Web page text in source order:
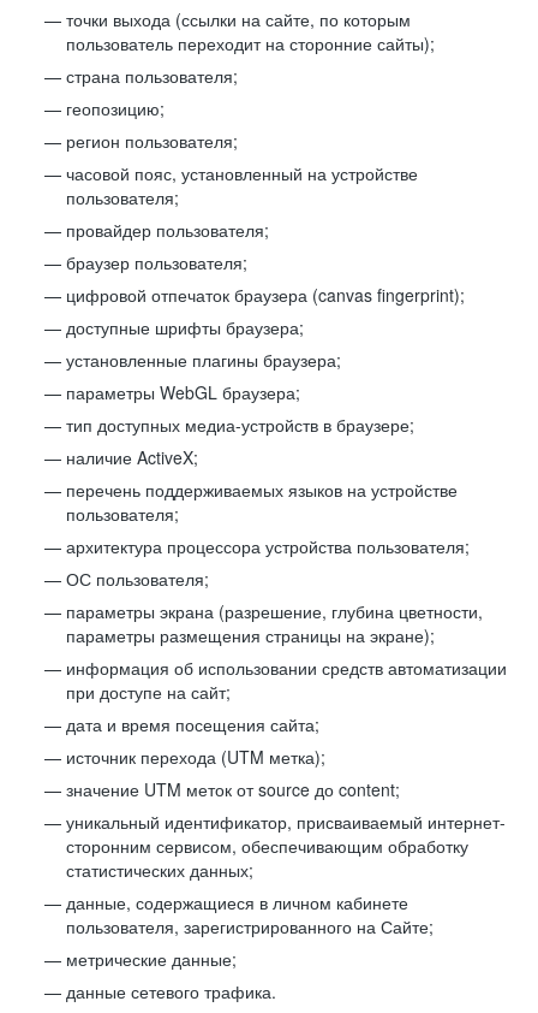
точки выхода (ссылки на сайте, по которым
пользователь переходит на сторонние сайты);
страна пользователя;
геопозицию;
регион пользователя;
часовой пояс, установленный на устройстве
пользователя;
провайдер пользователя;
браузер пользователя;
цифровой отпечаток браузера (canvas fingerprint);
доступные шрифты браузера;
установленные плагины браузера;
параметры WebGL браузера;
тип доступных медиа-устройств в браузере;
наличие ActiveX;
перечень поддерживаемых языков на устройстве
пользователя;
архитектура процессора устройства пользователя;
ОС пользователя;
параметры экрана (разрешение, глубина цветности,
параметры размещения страницы на экране);
информация об использовании средств автоматизации
при доступе на сайт;
дата и время посещения сайта;
источник перехода (UTM метка);
значение UTM меток от source до content;
уникальный идентификатор, присваиваемый интернет-
сторонним сервисом, обеспечивающим обработку
статистических данных;
данные, содержащиеся в личном кабинете
пользователя, зарегистрированного на Сайте;
метрические данные;
данные сетевого трафика.